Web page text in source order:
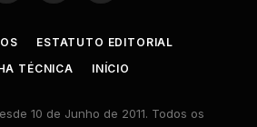
(Twitter)
ESTATUTO EDITORIAL
TÉCNICA
INÍCIO
10 de Junho de 2011. Todos os